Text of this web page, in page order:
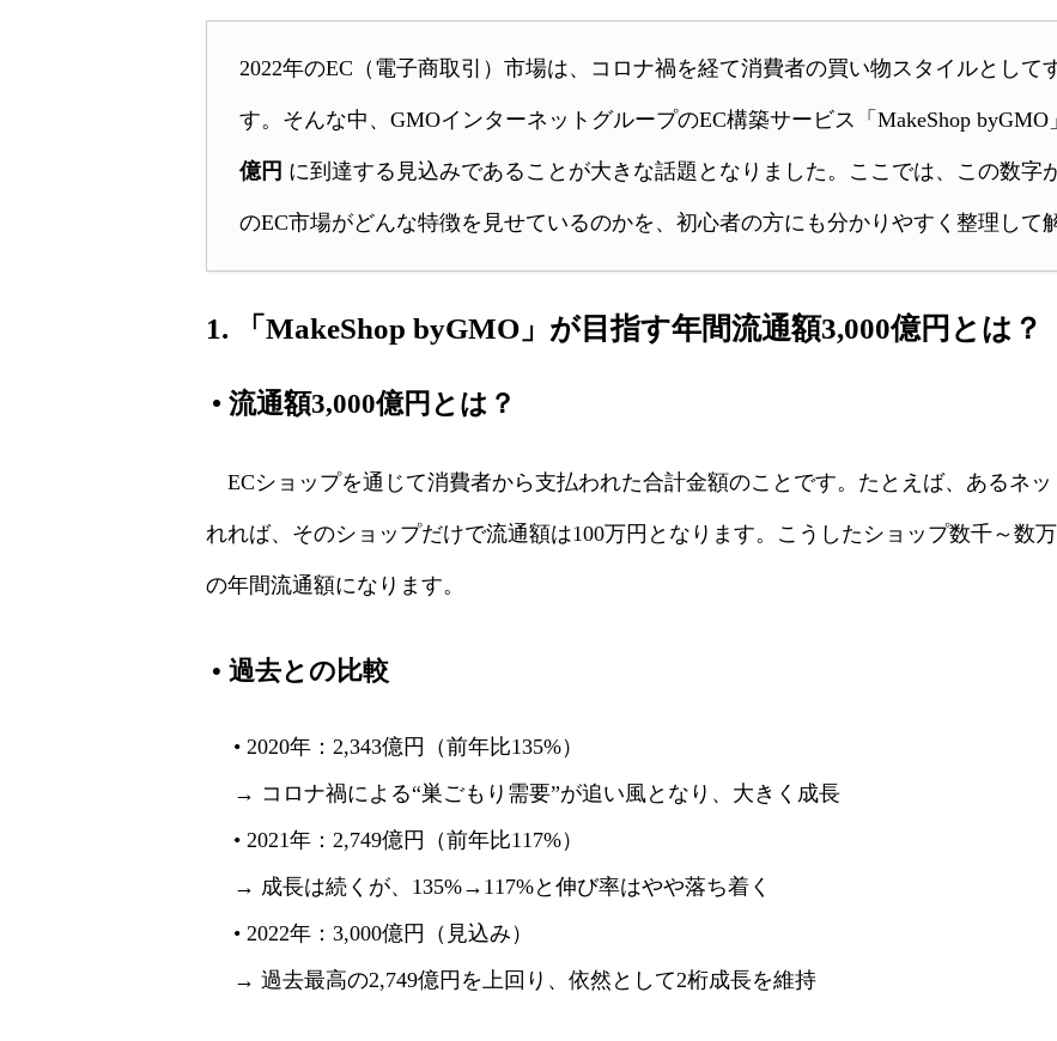
2022年のEC（電子商取引）市場は、コロナ禍を経て消費者の買い物スタイルとして
す。そんな中、GMOインターネットグループのEC構築サービス「MakeShop
億円 に到達する見込みであることが大きな話題となりました。ここでは、この数字
のEC市場がどんな特徴を見せているのかを、初心者の方にも分かりやすく整理して
1. 「MakeShop byGMO」が目指す年間流通額3,000億円とは？
• 流通額3,000億円とは？
ECショップを通じて消費者から支払われた合計金額のことです。たとえば、あるネ
れれば、そのショップだけで流通額は100万円となります。こうしたショップ数千～数万
の年間流通額になります。
• 過去との比較
• 2020年：2,343億円（前年比135%）
→ コロナ禍による“巣ごもり需要”が追い風となり、大きく成長
• 2021年：2,749億円（前年比117%）
→ 成長は続くが、135%→117%と伸び率はやや落ち着く
• 2022年：3,000億円（見込み）
→ 過去最高の2,749億円を上回り、依然として2桁成長を維持